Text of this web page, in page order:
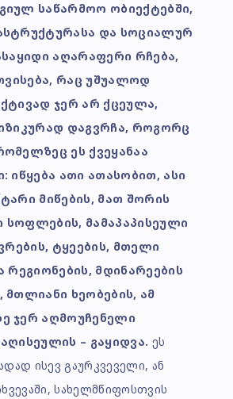
საწარმოო ობიექტებში,
და სოციალურ
აღარაფერი რჩება,
რაც უშუალოდ
ჯერ არ ქცეულა,
დაგვრჩა, როგორც
ეს ქვეყანაა
იწყება ათი ათასობით, ასი
მიწების, მათ შორის
მამაპაპისეული
ტყეების, მთელი
რეგიონების, მდინარეების
ხეობების, ამ
ჯერ აღმოუჩენელი
– გაყიდვა. ეს
ისევ გაურკვეველი, ან
სახელმწიფოსთვის